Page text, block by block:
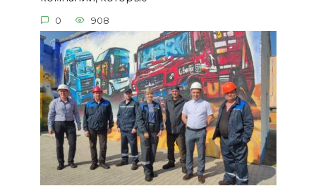
0 908